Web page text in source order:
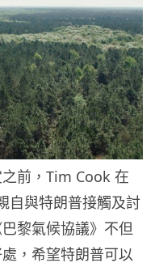
前，Tim Cook 在
自與特朗普接觸及討
黎氣候協議》不但
，希望特朗普可以